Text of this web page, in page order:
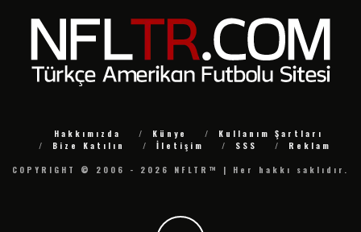
Hakkımızda Künye
Kullanım Şartları
Bize Katılın
İletişim SSS
Reklam
COPYRIGHT © 2006 - 2026 NFLTR™ | Her hakkı saklıdır.